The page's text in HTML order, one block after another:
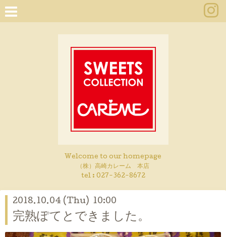
Welcome to our homepage
（株）高崎カレーム 本店
tel : 027-362-8672
2018.10.04 (Thu) 10:00
完熟ぽてとできました。